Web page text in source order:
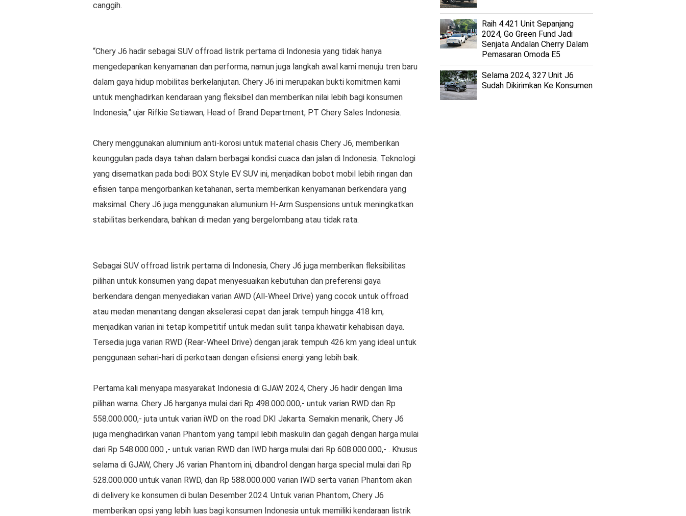
canggih.
“Chery J6 hadir sebagai SUV offroad listrik pertama di Indonesia yang tidak hanya
mengedepankan kenyamanan dan performa, namun juga langkah awal kami menuju tren baru
dalam gaya hidup mobilitas berkelanjutan. Chery J6 ini merupakan bukti komitmen kami
untuk menghadirkan kendaraan yang fleksibel dan memberikan nilai lebih bagi konsumen
Indonesia,” ujar Rifkie Setiawan, Head of Brand Department, PT Chery Sales Indonesia.
Chery menggunakan aluminium anti-korosi untuk material chasis Chery J6, memberikan
keunggulan pada daya tahan dalam berbagai kondisi cuaca dan jalan di Indonesia. Teknologi
yang disematkan pada bodi BOX Style EV SUV ini, menjadikan bobot mobil lebih ringan dan
efisien tanpa mengorbankan ketahanan, serta memberikan kenyamanan berkendara yang
maksimal. Chery J6 juga menggunakan alumunium H-Arm Suspensions untuk meningkatkan
stabilitas berkendara, bahkan di medan yang bergelombang atau tidak rata.
Sebagai SUV offroad listrik pertama di Indonesia, Chery J6 juga memberikan fleksibilitas
pilihan untuk konsumen yang dapat menyesuaikan kebutuhan dan preferensi gaya
berkendara dengan menyediakan varian AWD (All-Wheel Drive) yang cocok untuk offroad
atau medan menantang dengan akselerasi cepat dan jarak tempuh hingga 418 km,
menjadikan varian ini tetap kompetitif untuk medan sulit tanpa khawatir kehabisan daya.
Tersedia juga varian RWD (Rear-Wheel Drive) dengan jarak tempuh 426 km yang ideal untuk
penggunaan sehari-hari di perkotaan dengan efisiensi energi yang lebih baik.
Pertama kali menyapa masyarakat Indonesia di GJAW 2024, Chery J6 hadir dengan lima
pilihan warna. Chery J6 harganya mulai dari Rp 498.000.000,- untuk varian RWD dan Rp
558.000.000,- juta untuk varian iWD on the road DKI Jakarta. Semakin menarik, Chery J6
juga menghadirkan varian Phantom yang tampil lebih maskulin dan gagah dengan harga mulai
dari Rp 548.000.000 ,- untuk varian RWD dan IWD harga mulai dari Rp 608.000.000,- . Khusus
selama di GJAW, Chery J6 varian Phantom ini, dibandrol dengan harga special mulai dari Rp
528.000.000 untuk varian RWD, dan Rp 588.000.000 varian IWD serta varian Phantom akan
di delivery ke konsumen di bulan Desember 2024. Untuk varian Phantom, Chery J6
memberikan opsi yang lebih luas bagi konsumen Indonesia untuk memiliki kendaraan listrik
Raih 4.421 Unit Sepanjang
2024, Go Green Fund Jadi
Senjata Andalan Cherry Dalam
Pemasaran Omoda E5
Selama 2024, 327 Unit J6
Sudah Dikirimkan Ke Konsumen